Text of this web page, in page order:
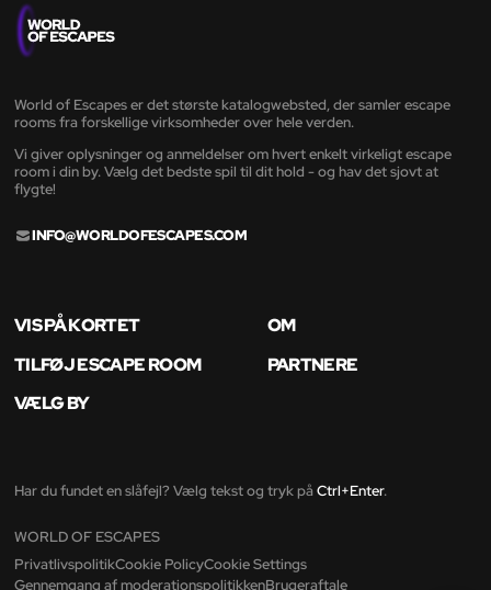
World of Escapes er det største katalogwebsted, der samler escape
rooms fra forskellige virksomheder over hele verden.
Vi giver oplysninger og anmeldelser om hvert enkelt virkeligt escape
room i din by. Vælg det bedste spil til dit hold - og hav det sjovt at
flygte!
INFO@WORLDOFESCAPES.COM
VIS PÅ KORTET
OM
TILFØJ ESCAPE ROOM
PARTNERE
VÆLG BY
Har du fundet en slåfejl? Vælg tekst og tryk på Ctrl+Enter.
WORLD OF ESCAPES
PrivatlivspolitikCookie PolicyCookie Settings
Gennemgang af moderationspolitikkenBrugeraftale